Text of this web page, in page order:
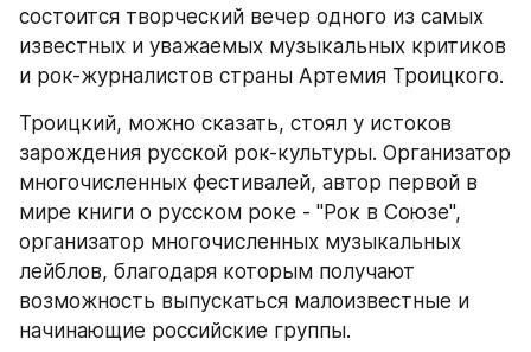
состоится творческий вечер одного из самых
известных и уважаемых музыкальных критиков
и рок-журналистов страны Артемия Троицкого.
Троицкий, можно сказать, стоял у истоков
зарождения русской рок-культуры. Организатор
многочисленных фестивалей, автор первой в
мире книги о русском роке - "Рок в Союзе",
организатор многочисленных музыкальных
лейблов, благодаря которым получают
возможность выпускаться малоизвестные и
начинающие российские группы.